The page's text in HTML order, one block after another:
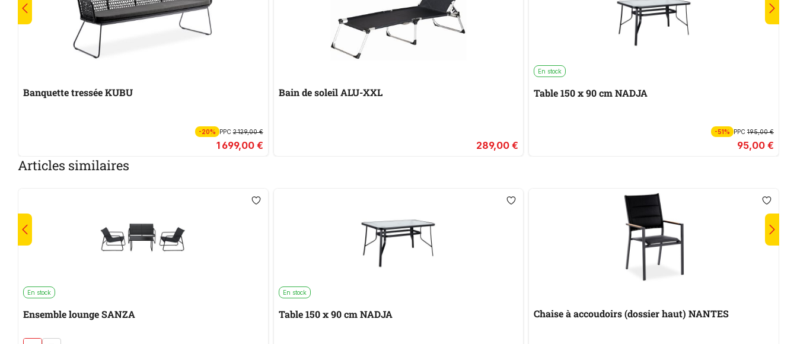
Banquette tressée KUBU
-20% PPC2 129,00 €
1 699,00 €
Bain de soleil ALU-XXL
289,00 €
En stock
Table 150 x 90 cm NADJA
-51% PPC 195,00 €
95,00 €
Articles similaires
En stock
Ensemble lounge SANZA
En stock
Table 150 x 90 cm NADJA Chaise à accoudoirs (dossier haut) NANTES